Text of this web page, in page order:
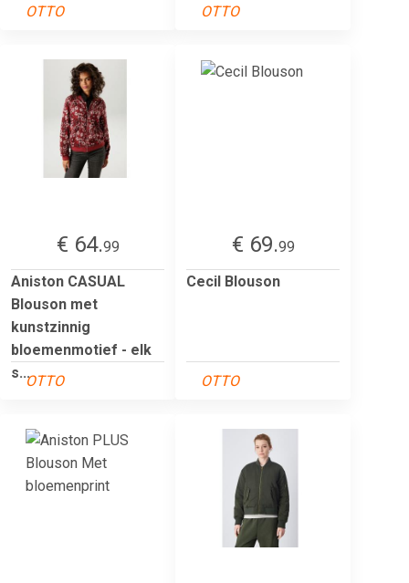
OTTO
OTTO
€ 64.99
Aniston CASUAL
Blouson met
kunstzinnig
bloemenmotief - elk
s...OTTO
€ 69.99
Cecil Blouson
OTTO